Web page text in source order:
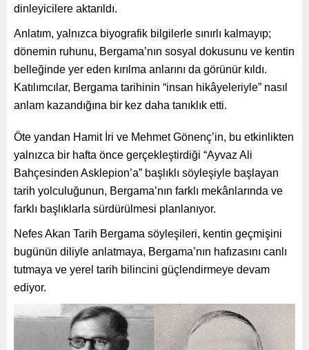
dinleyicilere aktarıldı.
Anlatım, yalnızca biyografik bilgilerle sınırlı kalmayıp;
dönemin ruhunu, Bergama’nın sosyal dokusunu ve kentin
belleğinde yer eden kırılma anlarını da görünür kıldı.
Katılımcılar, Bergama tarihinin “insan hikâyeleriyle” nasıl
anlam kazandığına bir kez daha tanıklık etti.
Öte yandan Hamit İri ve Mehmet Gönenç’in, bu etkinlikten
yalnızca bir hafta önce gerçekleştirdiği “Ayvaz Ali
Bahçesinden Asklepion’a” başlıklı söyleşiyle başlayan
tarih yolculuğunun, Bergama’nın farklı mekânlarında ve
farklı başlıklarla sürdürülmesi planlanıyor.
Nefes Akan Tarih Bergama söyleşileri, kentin geçmişini
bugünün diliyle anlatmaya, Bergama’nın hafızasını canlı
tutmaya ve yerel tarih bilincini güçlendirmeye devam
ediyor.